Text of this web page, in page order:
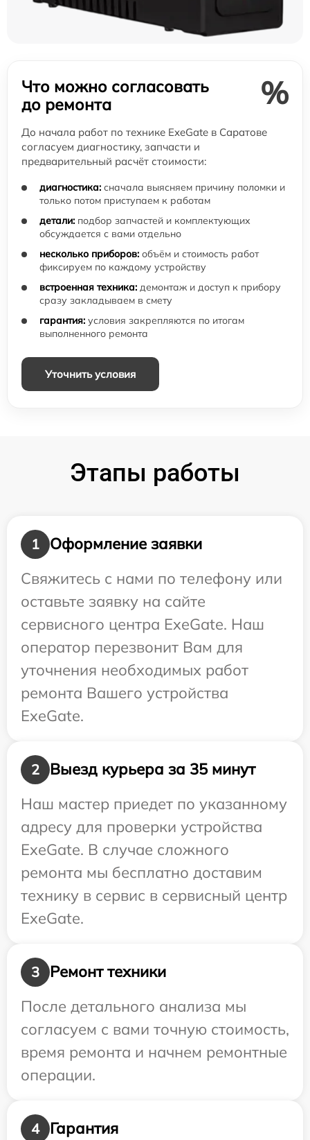
Что можно согласовать
до ремонта
%
До начала работ по технике ExeGate в Саратове
согласуем диагностику, запчасти и
предварительный расчёт стоимости:
диагностика: сначала выясняем причину поломки и
только потом приступаем к работам
детали: подбор запчастей и комплектующих
обсуждается с вами отдельно
несколько приборов: объём и стоимость работ
фиксируем по каждому устройству
встроенная техника: демонтаж и доступ к прибору
сразу закладываем в смету
гарантия: условия закрепляются по итогам
выполненного ремонта
Уточнить условия
Этапы работы
1
Оформление заявки
Свяжитесь с нами по телефону или
оставьте заявку на сайте
сервисного центра ExeGate. Наш
оператор перезвонит Вам для
уточнения необходимых работ
ремонта Вашего устройства
ExeGate.
2
Выезд курьера за 35 минут
Наш мастер приедет по указанному
адресу для проверки устройства
ExeGate. В случае сложного
ремонта мы бесплатно доставим
технику в сервис в сервисный центр
ExeGate.
3
Ремонт техники
После детального анализа мы
согласуем с вами точную стоимость,
время ремонта и начнем ремонтные
операции.
4
Гарантия